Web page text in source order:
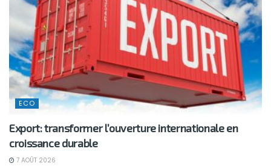
ECO
Export: transformer l’ouverture internationale en
croissance durable
7 AOÛT 2026